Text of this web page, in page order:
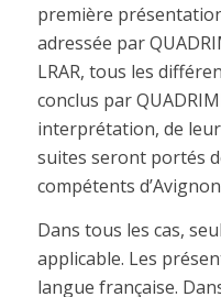
première
adressée par
LRAR, tous les
conclus par
interprétation, de
suites seront portés
compétents
Dans tous les cas,
applicable. Les
langue française.